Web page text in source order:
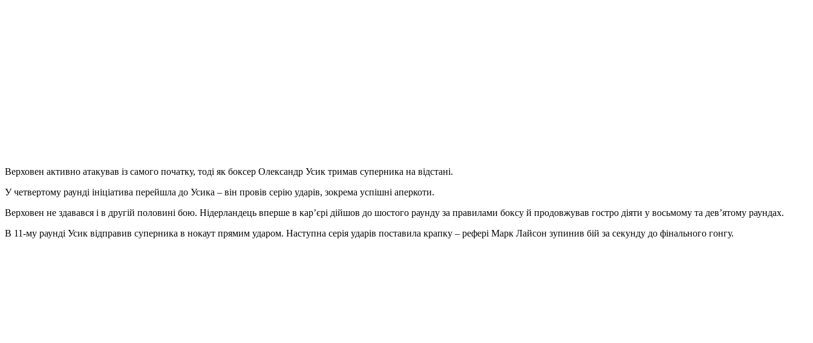
Верховен активно атакував із самого початку, тоді як боксер Олександр Усик тримав суперника на відстані.
У четвертому раунді ініціатива перейшла до Усика – він провів серію ударів, зокрема успішні аперкоти.
Верховен не здавався і в другій половині бою. Нідерландець вперше в кар’єрі дійшов до шостого раунду за правилами боксу й продовжував гостро діяти у восьмому та дев’ятому раундах.
В 11-му раунді Усик відправив суперника в нокаут прямим ударом. Наступна серія ударів поставила крапку – рефері Марк Лайсон зупинив бій за секунду до фінального гонгу.